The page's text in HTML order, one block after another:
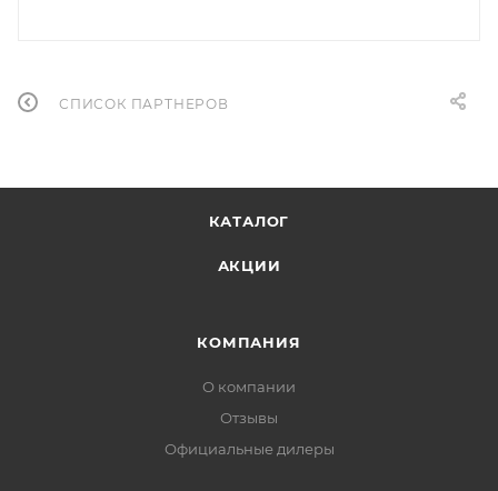
СПИСОК ПАРТНЕРОВ
КАТАЛОГ
АКЦИИ
КОМПАНИЯ
О компании
Отзывы
Официальные дилеры